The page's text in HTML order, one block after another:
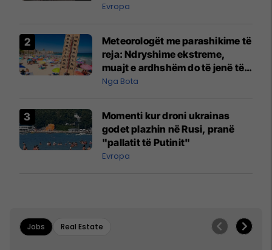
Evropa
Meteorologët me parashikime të
reja: Ndryshime ekstreme,
muajt e ardhshëm do të jenë të
pazakontë
Nga Bota
Momenti kur droni ukrainas
godet plazhin në Rusi, pranë
"pallatit të Putinit"
Evropa
Jobs Real Estate